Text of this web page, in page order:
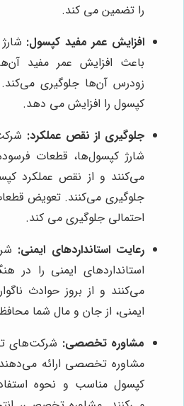
را تضمین می کند.
افزایش عمر مفید کپسول:
باعث افزایش عمر مفید
زودرس آن‌ها جلوگیری
کپسول را افزایش می دهد.
جلوگیری از نقص عملکرد:
شارژ کپسول‌ها، قطعات
می‌کنند و از نقص عملکرد
جلوگیری می‌کنند. تعویض
احتمالی جلوگیری می کند.
رعایت استانداردهای ایمنی:
استانداردهای ایمنی را در
می‌کنند و از بروز حوادث
ایمنی، از جان و مال شما
مشاوره تخصصی: شرکت‌های
مشاوره تخصصی ارائه
کپسول مناسب و نحوه